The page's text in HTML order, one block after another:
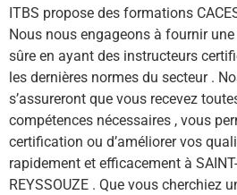
ITBS propose des formations
Nous nous engageons à fournir
sûre en ayant des instructeurs
les dernières normes du secteur .
s’assureront que vous recevez
compétences nécessaires , vous
certification ou d’améliorer vos
rapidement et efficacement à
REYSSOUZE . Que vous cherchiez